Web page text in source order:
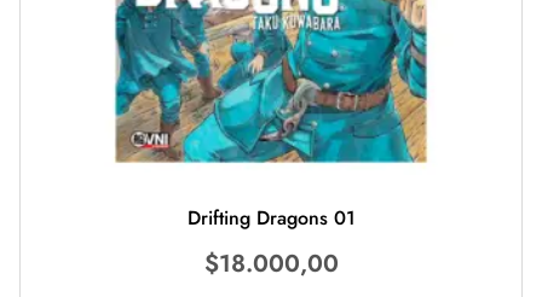
Drifting Dragons 01
$18.000,00